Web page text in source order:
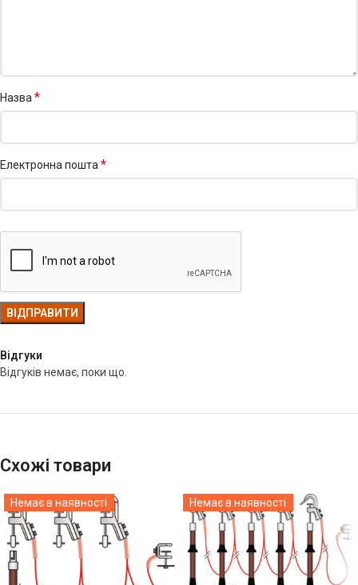
Відгуки
Відгуків немає, поки що.
Назва *
Електронна пошта *
Схожі товари
Немає в наявності Немає в наявності